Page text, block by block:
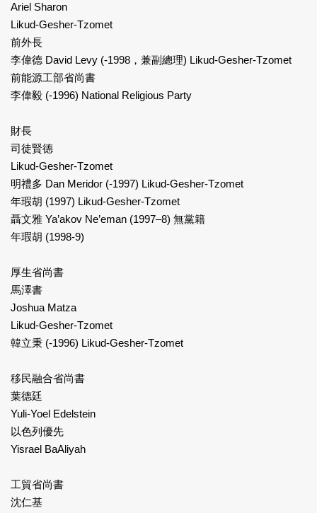
Ariel Sharon
Likud-Gesher-Tzomet
前外長
李偉德 David Levy (-1998，兼副總理) Likud-Gesher-Tzomet
前能源工部省尚書
李偉毅 (-1996) National Religious Party
財長
司徒賢德
Likud-Gesher-Tzomet
明禮多 Dan Meridor (-1997) Likud-Gesher-Tzomet
年瑕胡 (1997) Likud-Gesher-Tzomet
聶文雅 Ya’akov Ne’eman (1997–8) 無黨籍
年瑕胡 (1998-9)
厚生省尚書
馬澤書
Joshua Matza
Likud-Gesher-Tzomet
韓立秉 (-1996) Likud-Gesher-Tzomet
移民融合省尚書
葉德廷
Yuli-Yoel Edelstein
以色列優先
Yisrael BaAliyah
工貿省尚書
沈仁基